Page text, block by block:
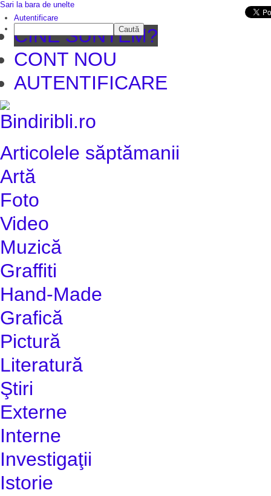
CINE SUNTEM?
CONT NOU
AUTENTIFICARE
Articolele săptămanii
Artă
Foto
Video
Muzică
Graffiti
Hand-Made
Grafică
Pictură
Literatură
Ştiri
Externe
Interne
Investigaţii
Istorie
Sari la bara de unelte
Autentificare
Caută